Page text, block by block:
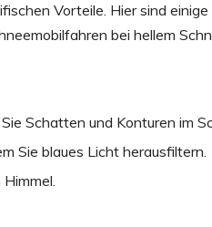
Vorteile. Hier sind
bei hellem
Schatten und Konturen im
Sie blaues Licht herausfiltern.